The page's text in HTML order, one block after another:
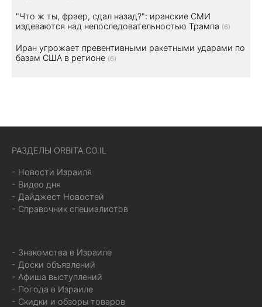
"Что ж ты, фраер, сдал назад?": иранские СМИ
издеваются над непоследовательностью Трампа (6)
Иран угрожает превентивными ракетными ударами по
базам США в регионе (6)
РАЗДЕЛЫ ORBITA.CO.IL
- Новости Израиля
- Видео дня
- Дайджест Новостей
- Справочник специалистов
- Знакомства в Израиле
- Доски объявлений
- Афиша выступлений
- Погода в Израиле
- Скидки и обзоры товаров